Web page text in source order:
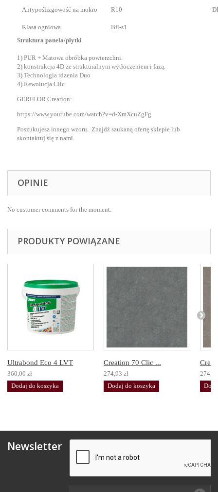
Antypoślizgowość na mokro R10
Klasa ogniowa
Bfl-s1
Struktura panela/płytki
1) PUR + Matowa obróbka powierzchni.
2) konstrukcja 4D ze strukturalnym wytłoczeniem i fazą.
3) Technologia rdzenia Duo
4) Rewolucja Clic
GERFLOR Creation:
https://www.youtube.com/watch?v=d-XmXcuZgFg
Poszukujesz innego wzoru. Znajdź szukaną ofertę sklepie lub
skontaktuj się z nami.
OPINIE
No customer comments for the moment.
PRODUKTY POWIĄZANE
Ultrabond Eco 4 LVT
360,00 zł
Dodaj do koszyka
Creation 70 Clic ...
274,93 zł
Dodaj do koszyka
Newsletter